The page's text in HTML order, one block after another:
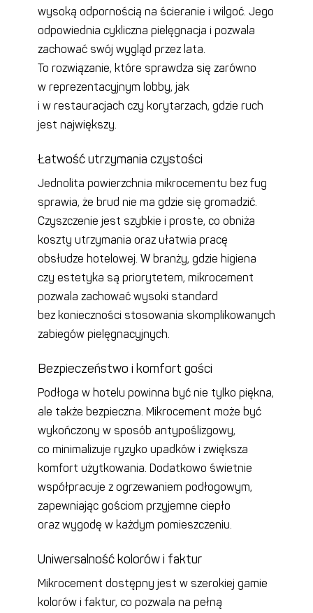
wysoką odpornością na ścieranie i wilgoć. Jego
odpowiednia cykliczna pielęgnacja i pozwala
zachować swój wygląd przez lata.
To rozwiązanie, które sprawdza się zarówno
w reprezentacyjnym lobby, jak
i w restauracjach czy korytarzach, gdzie ruch
jest największy.
Łatwość utrzymania czystości
Jednolita powierzchnia mikrocementu bez fug
sprawia, że brud nie ma gdzie się gromadzić.
Czyszczenie jest szybkie i proste, co obniża
koszty utrzymania oraz ułatwia pracę
obsłudze hotelowej. W branży, gdzie higiena
czy estetyka są priorytetem, mikrocement
pozwala zachować wysoki standard
bez konieczności stosowania skomplikowanych
zabiegów pielęgnacyjnych.
Bezpieczeństwo i komfort gości
Podłoga w hotelu powinna być nie tylko piękna,
ale także bezpieczna. Mikrocement może być
wykończony w sposób antypoślizgowy,
co minimalizuje ryzyko upadków i zwiększa
komfort użytkowania. Dodatkowo świetnie
współpracuje z ogrzewaniem podłogowym,
zapewniając gościom przyjemne ciepło
oraz wygodę w każdym pomieszczeniu.
Uniwersalność kolorów i faktur
Mikrocement dostępny jest w szerokiej gamie
kolorów i faktur, co pozwala na pełną